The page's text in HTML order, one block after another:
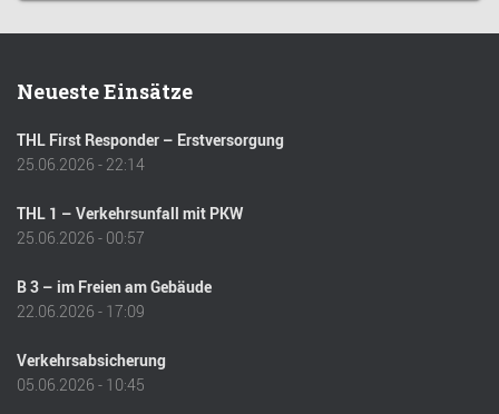
Neueste Einsätze
THL First Responder – Erstversorgung
25.06.2026 - 22:14
THL 1 – Verkehrsunfall mit PKW
25.06.2026 - 00:57
B 3 – im Freien am Gebäude
22.06.2026 - 17:09
Verkehrsabsicherung
05.06.2026 - 10:45